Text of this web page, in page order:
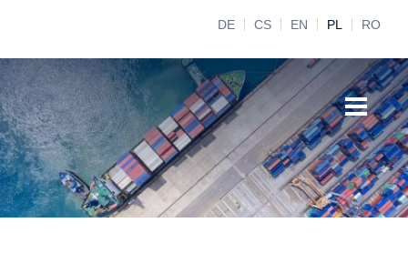
DE CS EN PL RO